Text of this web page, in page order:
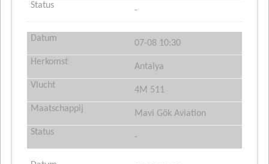
-
07-08 10:30
Antalya
4M 511
Mavi Gök Aviation
-